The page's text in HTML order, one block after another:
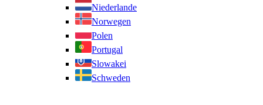
Niederlande
Norwegen
Polen
Portugal
Slowakei
Schweden